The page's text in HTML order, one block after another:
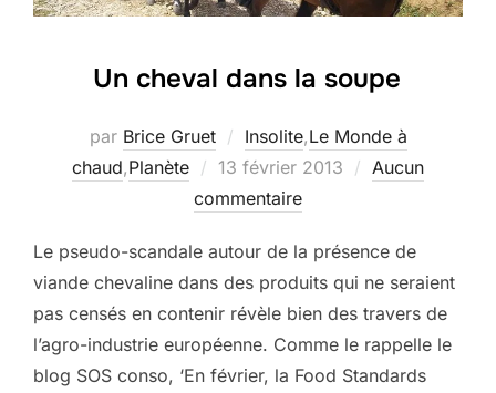
Un cheval dans la soupe
par Brice Gruet Insolite,Le Monde à
chaud,Planète
Publié
le
13 février 2013
Aucun
commentaire
Le pseudo-scandale autour de la présence de
viande chevaline dans des produits qui ne seraient
pas censés en contenir révèle bien des travers de
l’agro-industrie européenne. Comme le rappelle le
blog SOS conso, ‘En février, la Food Standards